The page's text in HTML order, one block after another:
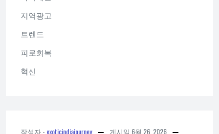
작성자 - exoticindiajourney 게시일 6월 26, 2026
지역광고
트렌드
피로회복
혁신